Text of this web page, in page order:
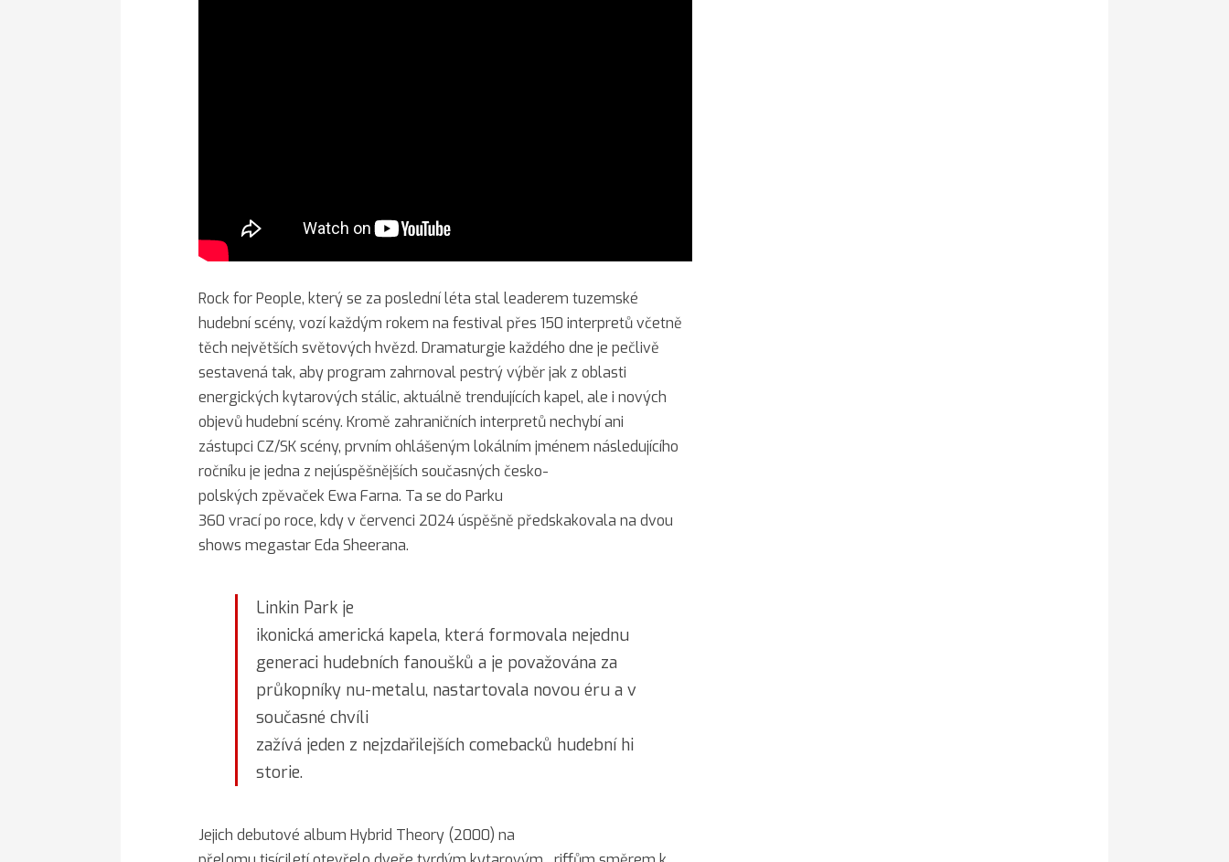
Rock for People, který se za poslední léta stal leaderem tuzemské
hudební scény, vozí každým rokem na festival přes 150 interpretů včetně
těch největších světových hvězd. Dramaturgie každého dne je pečlivě
sestavená tak, aby program zahrnoval pestrý výběr jak z oblasti
energických kytarových stálic, aktuálně trendujících kapel, ale i nových
objevů hudební scény. Kromě zahraničních interpretů nechybí ani
zástupci CZ/SK scény, prvním ohlášeným lokálním jménem následujícího
ročníku je jedna z nejúspěšnějších současných česko-
polských zpěvaček Ewa Farna. Ta se do Parku
360 vrací po roce, kdy v červenci 2024 úspěšně předskakovala na dvou
shows megastar Eda Sheerana.
Linkin Park je
ikonická americká kapela, která formovala nejednu
generaci hudebních fanoušků a je považována za
průkopníky nu-metalu, nastartovala novou éru a v
současné chvíli
zažívá jeden z nejzdařilejších comebacků hudební hi
storie.
Jejich debutové album Hybrid Theory (2000) na